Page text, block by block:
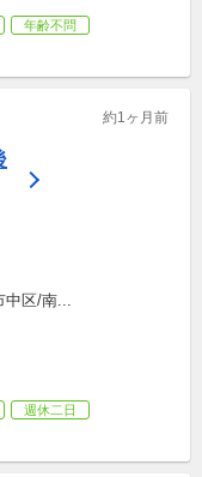
年齢不問
約1ヶ月前
中区/南...
週休二日